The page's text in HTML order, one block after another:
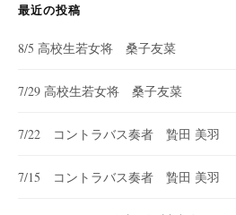
最近の投稿
8/5 高校生若女将 桑子友菜
7/29 高校生若女将 桑子友菜
7/22 コントラバス奏者 贄田 美羽
7/15 コントラバス奏者 贄田 美羽